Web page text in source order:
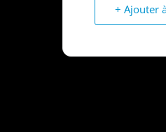
+ Ajouter